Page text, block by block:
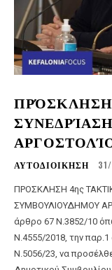
ΑΥΤΟΔΙΟΙΚΗΣΗ
ΠΡΟΣΚΛΗΣΗ 4ης ΤΑΚΤΙΚΗΣ ΣΥΝΕΔΡΙΑΣΗΣ ΔΗΜΟΤΙΚΟΥ
ΣΥΜΒΟΥΛΙΟΥΔΗΜΟΥ ΑΡΓΟΣΤΟΛΙΟΥ
άρθρο 67 Ν.3852/10
Ν.4555/2018, την
Ν.5056/23, να